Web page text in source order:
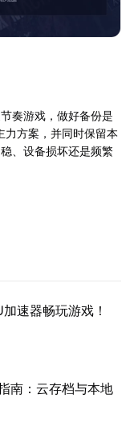
奏游戏，做好备份是
力方案，并同时保留本
、设备损坏还是频繁
速器畅玩游戏！
南：云存档与本地